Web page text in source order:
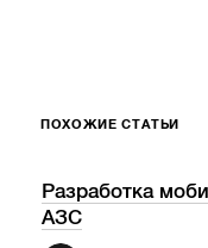
ПОХОЖИЕ СТАТЬИ
Разработка
АЗС